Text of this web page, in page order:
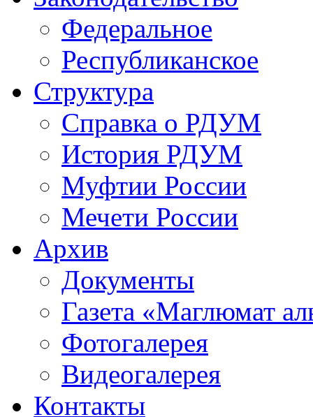
Федеральное
Республиканское
Структура
Справка о РДУМ
История РДУМ
Муфтии России
Мечети России
Архив
Документы
Газета «Маглюмат
Фотогалерея
Видеогалерея
Контакты